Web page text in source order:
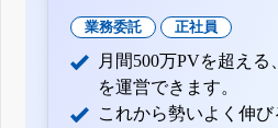
業務委託 正社員
月間500万PVを超える
を運営できます。
これから勢いよく伸